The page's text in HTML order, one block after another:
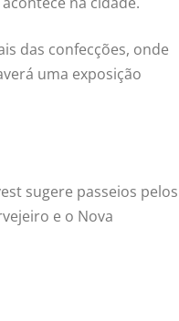
das confecções, onde
uma exposição
sugere passeios pelos
e o Nova